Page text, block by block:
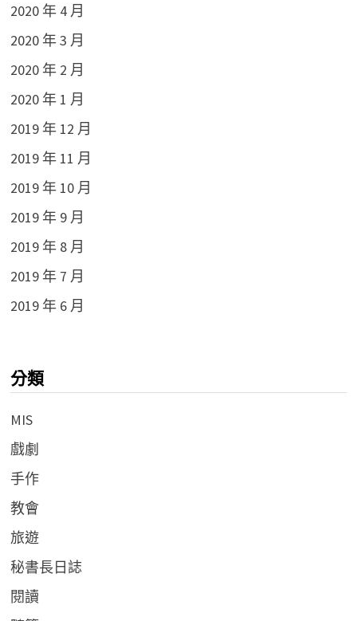
2020 年 4 月
2020 年 3 月
2020 年 2 月
2020 年 1 月
2019 年 12 月
2019 年 11 月
2019 年 10 月
2019 年 9 月
2019 年 8 月
2019 年 7 月
2019 年 6 月
分類
MIS
戲劇
手作
教會
旅遊
秘書長日誌
閱讀